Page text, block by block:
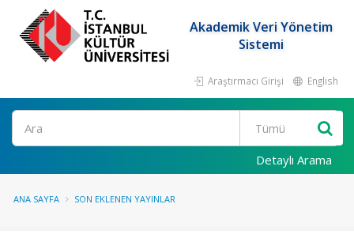
Akademik Veri Yönetim
Sistemi
Araştırmacı Girişi English
Ara
Detaylı Arama
ANA SAYFA SON EKLENEN YAYINLAR